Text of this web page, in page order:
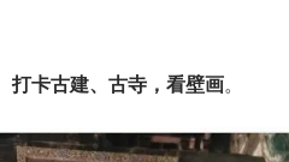
打卡古建、古寺，看壁画。